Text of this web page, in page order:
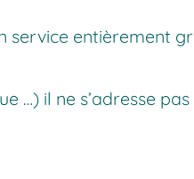
service entièrement
…) il ne s’adresse